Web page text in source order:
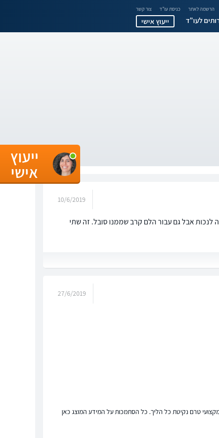
הרשמה לאתר כניסת עו"ד צור קשר
לעו"ד ייעוץ אישי
10/6/2019
לנכות אבל גם עבור הלם קרב שממנו סובל. זה שתי
27/6/2019
מקצועי טרם נקיטת כל הליך. כל הסתמכות על המידע המוצג כאן
ייעוץ
אישי